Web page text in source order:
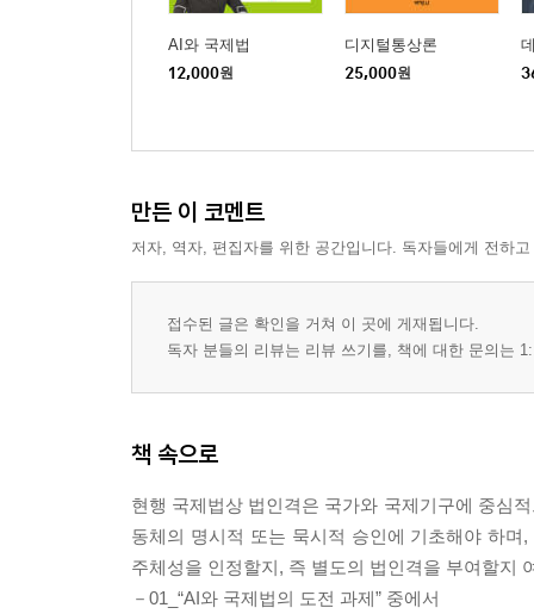
AI와 국제법
12,000원
디지털통상론
25,000원
만든 이 코멘트
저자, 역자, 편집자를 위한 공간입니다. 독자들에게 전하
접수된 글은 확인을 거쳐 이 곳에 게재됩니다.
독자 분들의 리뷰는 리뷰 쓰기를, 책에 대한 문의는
책 속으로
현행 국제법상 법인격은 국가와 국제기구에 중심
동체의 명시적 또는 묵시적 승인에 기초해야 하
주체성을 인정할지, 즉 별도의 법인격을 부여할지
－01_“AI와 국제법의 도전 과제” 중에서